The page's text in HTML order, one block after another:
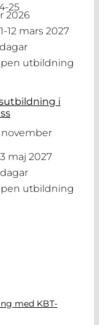
25
2026
12 mars 2027
utbildning
i
maj 2027
utbildning
med KBT-